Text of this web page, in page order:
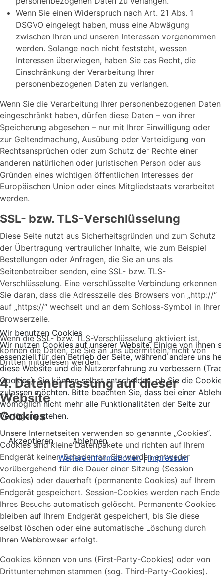
Wenn Sie einen Widerspruch nach Art. 21 Abs. 1
DSGVO eingelegt haben, muss eine Abwägung
zwischen Ihren und unseren Interessen vorgenommen
werden. Solange noch nicht feststeht, wessen
Interessen überwiegen, haben Sie das Recht, die
Einschränkung der Verarbeitung Ihrer
personenbezogenen Daten zu verlangen.
Wenn Sie die Verarbeitung Ihrer personenbezogenen Daten
eingeschränkt haben, dürfen diese Daten – von ihrer
Speicherung abgesehen – nur mit Ihrer Einwilligung oder
zur Geltendmachung, Ausübung oder Verteidigung von
Rechtsansprüchen oder zum Schutz der Rechte einer
anderen natürlichen oder juristischen Person oder aus
Gründen eines wichtigen öffentlichen Interesses der
Europäischen Union oder eines Mitgliedstaats verarbeitet
werden.
SSL- bzw. TLS-Verschlüsselung
Diese Seite nutzt aus Sicherheitsgründen und zum Schutz
der Übertragung vertraulicher Inhalte, wie zum Beispiel
Bestellungen oder Anfragen, die Sie an uns als
Seitenbetreiber senden, eine SSL- bzw. TLS-
Verschlüsselung. Eine verschlüsselte Verbindung erkennen
Sie daran, dass die Adresszeile des Browsers von „http://“
auf „https://“ wechselt und an dem Schloss-Symbol in Ihrer
Browserzeile.
Wenn die SSL- bzw. TLS-Verschlüsselung aktiviert ist,
können die Daten, die Sie an uns übermitteln, nicht von
Dritten mitgelesen werden.
4. Datenerfassung auf dieser
Website
Cookies
Unsere Internetseiten verwenden so genannte „Cookies“.
Cookies sind kleine Datenpakete und richten auf Ihrem
Endgerät keinen Schaden an. Sie werden entweder
vorübergehend für die Dauer einer Sitzung (Session-
Cookies) oder dauerhaft (permanente Cookies) auf Ihrem
Endgerät gespeichert. Session-Cookies werden nach Ende
Ihres Besuchs automatisch gelöscht. Permanente Cookies
bleiben auf Ihrem Endgerät gespeichert, bis Sie diese
selbst löschen oder eine automatische Löschung durch
Ihren Webbrowser erfolgt.
Cookies können von uns (First-Party-Cookies) oder von
Drittunternehmen stammen (sog. Third-Party-Cookies).
Wir benutzen Cookies
Wir nutzen Cookies auf unserer Website. Einige von ihnen
essenziell für den Betrieb der Seite, während andere uns
diese Website und die Nutzererfahrung zu verbessern
Cookies). Sie können selbst entscheiden, ob Sie die
zulassen möchten. Bitte beachten Sie, dass bei einer
womöglich nicht mehr alle Funktionalitäten der Seite zur
Verfügung stehen.
Akzeptieren
Ablehnen
Weitere Informationen|Impressum